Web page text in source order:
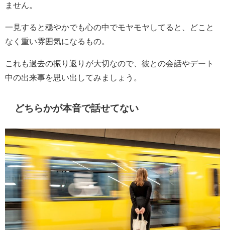
ません。
一見すると穏やかでも心の中でモヤモヤしてると、どこと
なく重い雰囲気になるもの。
これも過去の振り返りが大切なので、彼との会話やデート
中の出来事を思い出してみましょう。
どちらかが本音で話せてない